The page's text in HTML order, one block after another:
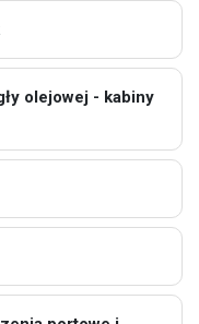
olejowej - kabiny